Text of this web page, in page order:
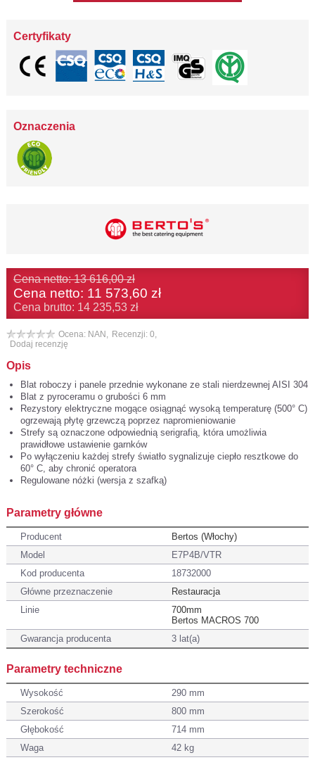
Certyfikaty
Oznaczenia
Cena netto: 13 616,00 zł
Cena netto: 11 573,60 zł
Cena brutto: 14 235,53 zł
Ocena: NAN, Recenzji: 0,
Dodaj recenzję
Opis
Blat roboczy i panele przednie wykonane ze stali nierdzewnej AISI 304
Blat z pyroceramu o grubości 6 mm
Rezystory elektryczne mogące osiągnąć wysoką temperaturę (500° C)
ogrzewają płytę grzewczą poprzez napromieniowanie
Strefy są oznaczone odpowiednią serigrafią, która umożliwia
prawidłowe ustawienie garnków
Po wyłączeniu każdej strefy światło sygnalizuje ciepło resztkowe do
60° C, aby chronić operatora
Regulowane nóżki (wersja z szafką)
Parametry główne
Producent
Bertos (Włochy)
Model
E7P4B/VTR
Kod producenta
18732000
Główne przeznaczenie
Restauracja
Linie
700mm
Bertos MACROS 700
Gwarancja producenta
3 lat(a)
Parametry techniczne
Wysokość
290 mm
Szerokość
800 mm
Głębokość
714 mm
Waga
42 kg